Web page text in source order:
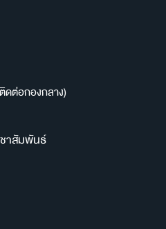
ดต่อกองกลาง)
ชาสัมพันธ์